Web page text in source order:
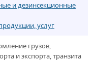
и дезинсекционные
услуг
грузов,
и экспорта, транзита